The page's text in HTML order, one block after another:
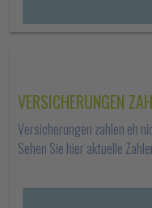
VERSICHERUNGEN
Versicherungen zahlen eh
Sehen Sie hier aktuelle